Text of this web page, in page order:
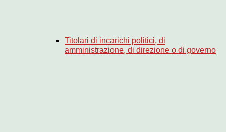
Titolari di incarichi politici, di
amministrazione, di direzione o di governo